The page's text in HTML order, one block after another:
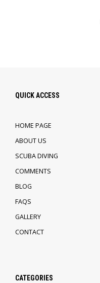
QUICK ACCESS
HOME PAGE
ABOUT US
SCUBA DIVING
COMMENTS
BLOG
FAQS
GALLERY
CONTACT
CATEGORIES